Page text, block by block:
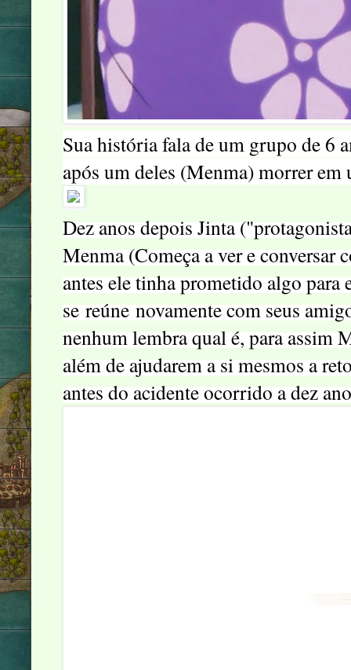
Sua história fala de um grupo de 6
após um deles (Menma) morrer em
Dez anos depois Jinta
Menma (Começa a ver e conversar
antes ele tinha prometido algo para
se reúne novamente com seus
nenhum lembra qual é, para assim
além de ajudarem a si mesmos a
antes do acidente ocorrido a dez